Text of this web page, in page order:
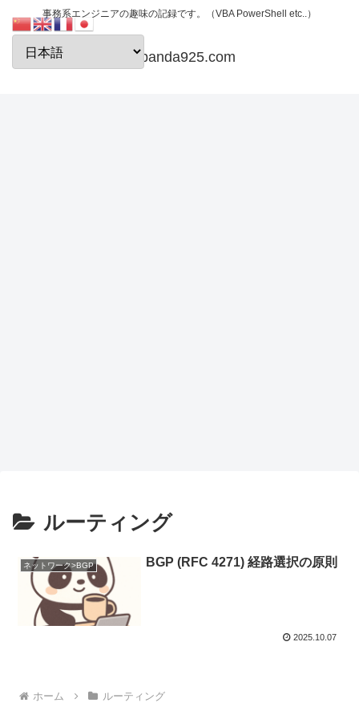
事務系エンジニアの趣味の記録です。（VBA PowerShell etc..）
papanda925.com
ルーティング
ネットワーク>BGP BGP (RFC 4271) 経路選択の原則
2025.10.07
ホーム ルーティング